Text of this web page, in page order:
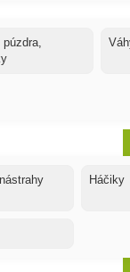
púzdra,
Háčiky